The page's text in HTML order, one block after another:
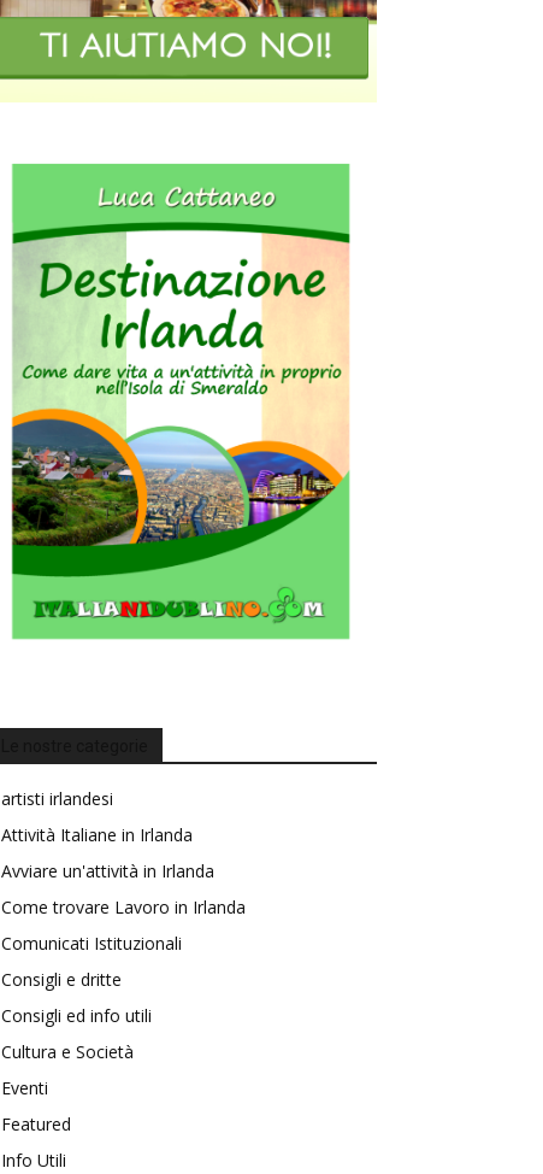
artisti irlandesi
Attività Italiane in Irlanda
Avviare un'attività in Irlanda
Come trovare Lavoro in Irlanda
Comunicati Istituzionali
Consigli e dritte
Consigli ed info utili
Cultura e Società
Eventi
Featured
Info Utili